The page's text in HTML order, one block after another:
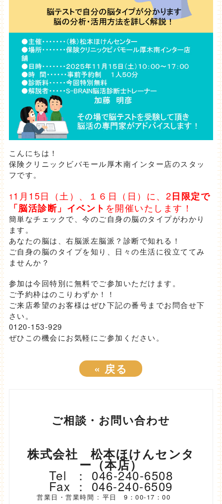
こんにちは！
保険クリニックビバモール厚木南インター店のスタッ
フです。
11月15日（土）、１６日（日）に、2日限定で
「脳活診断」イベント を開催いたします！
簡単なチェックで、今のご自身の脳のタイプがわかり
ます。
あなたの脳は、右脳派左脳派？診断で知れる！
ご自身の脳のタイプを知り、日々の生活に役立ててみ
ませんか？
参加は今回特別に無料でご参加いただけます。
ご予約枠はのこりわずか！！
ご来店希望のお客様はぜひ下記の番号までお問合せ下
さい。
0120-153-929
ぜひこの機会にお気軽にご参加ください。
« 戻る
ご相談・お問い合わせ
株式会社 松本ほけんセンタ
ー（本店）
Tel ： 046-240-6508
Fax ： 046-240-6509
営業日・営業時間 : 平日 9：00-17：00